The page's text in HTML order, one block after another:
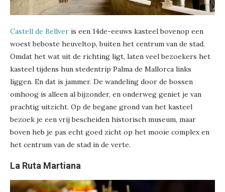
Castell de Bellver is een 14de-eeuws kasteel bovenop een
woest beboste heuveltop, buiten het centrum van de stad.
Omdat het wat uit de richting ligt, laten veel bezoekers het
kasteel tijdens hun stedentrip Palma de Mallorca links
liggen. En dat is jammer. De wandeling door de bossen
omhoog is alleen al bijzonder, en onderweg geniet je van
prachtig uitzicht. Op de begane grond van het kasteel
bezoek je een vrij bescheiden historisch museum, maar
boven heb je pas echt goed zicht op het mooie complex en
het centrum van de stad in de verte.
La Ruta Martiana